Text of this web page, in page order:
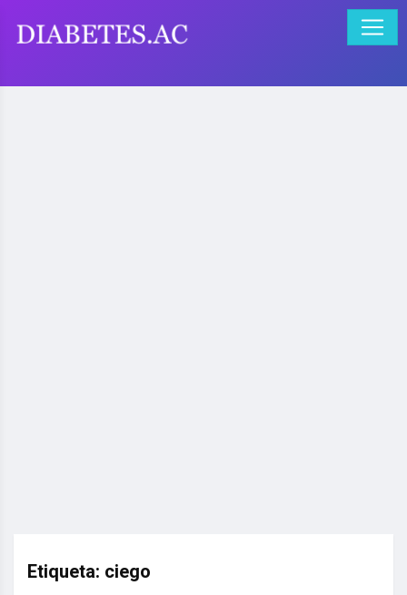
Etiqueta: ciego